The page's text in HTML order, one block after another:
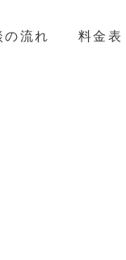
の流れ 料金表